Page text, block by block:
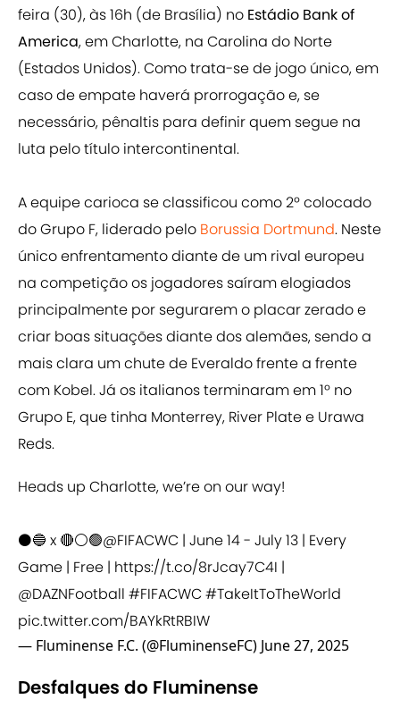
feira (30), às 16h (de Brasília) no Estádio Bank of
America, em Charlotte, na Carolina do Norte
(Estados Unidos). Como trata-se de jogo único, em
caso de empate haverá prorrogação e, se
necessário, pênaltis para definir quem segue na
luta pelo título intercontinental.
A equipe carioca se classificou como 2º colocado
do Grupo F, liderado pelo Borussia Dortmund. Neste
único enfrentamento diante de um rival europeu
na competição os jogadores saíram elogiados
principalmente por segurarem o placar zerado e
criar boas situações diante dos alemães, sendo a
mais clara um chute de Everaldo frente a frente
com Kobel. Já os italianos terminaram em 1º no
Grupo E, que tinha Monterrey, River Plate e Urawa
Reds.
Heads up Charlotte, we’re on our way!
⚫️🔵 x 🔴⚪️🟢@FIFACWC | June 14 - July 13 | Every
Game | Free | https://t.co/8rJcay7C4I |
@DAZNFootball #FIFACWC#TakeItToTheWorld
pic.twitter.com/BAYkRtRBIW
— Fluminense F.C. (@FluminenseFC) June 27, 2025
Desfalques do Fluminense